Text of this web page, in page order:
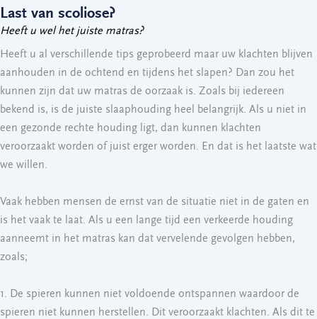
Last van scoliose?
Heeft u wel het juiste matras?
Heeft u al verschillende tips geprobeerd maar uw klachten blijven
aanhouden in de ochtend en tijdens het slapen? Dan zou het
kunnen zijn dat uw matras de oorzaak is. Zoals bij iedereen
bekend is, is de juiste slaaphouding heel belangrijk. Als u niet in
een gezonde rechte houding ligt, dan kunnen klachten
veroorzaakt worden of juist erger worden. En dat is het laatste wat
we willen.
Vaak hebben mensen de ernst van de situatie niet in de gaten en
is het vaak te laat. Als u een lange tijd een verkeerde houding
aanneemt in het matras kan dat vervelende gevolgen hebben,
zoals;
1. De spieren kunnen niet voldoende ontspannen waardoor de
spieren niet kunnen herstellen. Dit veroorzaakt klachten. Als dit te